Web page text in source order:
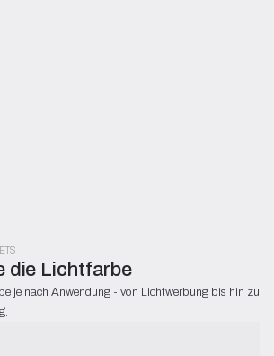
die Lichtfarbe
je nach Anwendung - von Lichtwerbung bis hin zu